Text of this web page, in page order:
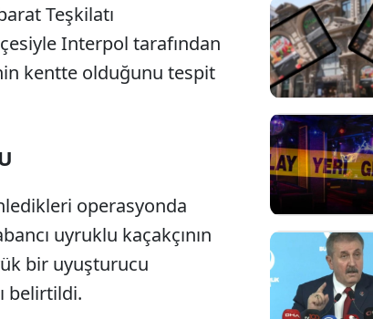
Teşkilatı
Interpol tarafından
kentte olduğunu tespit
operasyonda
uyruklu kaçakçının
bir uyuşturucu
belirtildi.